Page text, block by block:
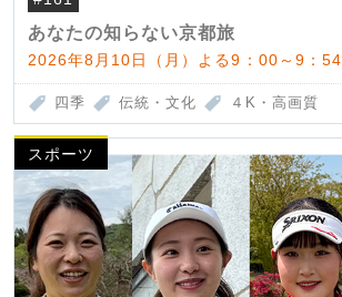
あなたの知らない京都旅
2026年8月10日（月）よる9：00～9：54
四季 伝統・文化 ４K・高画質
スポーツ